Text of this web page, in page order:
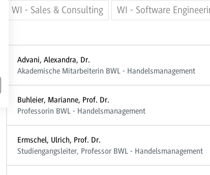
WI - Sales & Consulting WI - Software
Advani, Alexandra, Dr.
Akademische Mitarbeiterin BWL - Handelsmanagement
Buhleier, Marianne, Prof. Dr.
Professorin BWL - Handelsmanagement
Ermschel, Ulrich, Prof. Dr.
Studiengangsleiter, Professor BWL - Handelsmanagement